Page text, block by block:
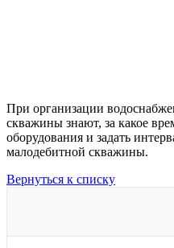
При организации
скважины знают, за какое
оборудования и задать
малодебитной скважины.
Вернуться к списку